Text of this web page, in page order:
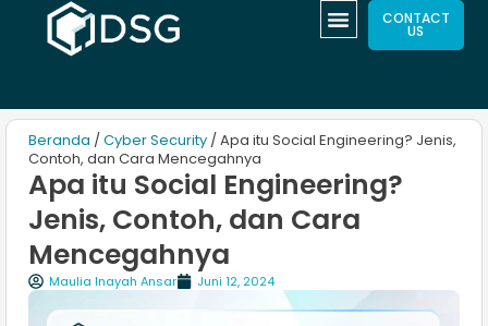
CONTACT
US
Beranda / Cyber Security / Apa itu Social Engineering? Jenis,
Contoh, dan Cara Mencegahnya
Apa itu Social Engineering?
Jenis, Contoh, dan Cara
Mencegahnya
Maulia Inayah Ansar Juni 12, 2024